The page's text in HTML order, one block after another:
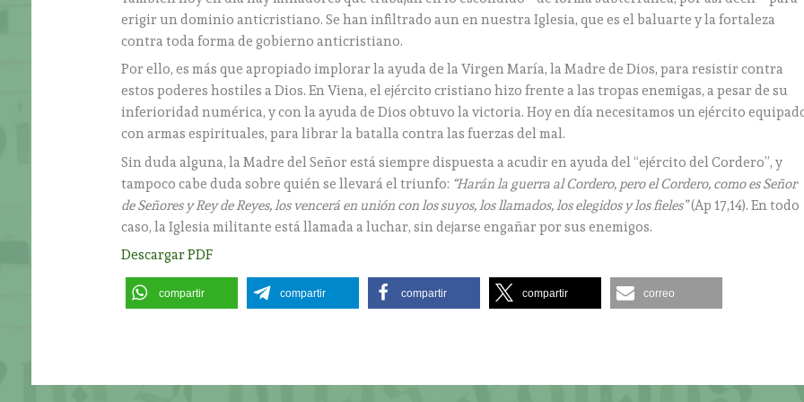
erigir un dominio anticristiano. Se han infiltrado aun en nuestra Iglesia, que es el baluarte y la fortaleza
contra toda forma de gobierno anticristiano.
Por ello, es más que apropiado implorar la ayuda de la Virgen María, la Madre de Dios, para resistir contra
estos poderes hostiles a Dios. En Viena, el ejército cristiano hizo frente a las tropas enemigas, a pesar de su
inferioridad numérica, y con la ayuda de Dios obtuvo la victoria. Hoy en día necesitamos un ejército
con armas espirituales, para librar la batalla contra las fuerzas del mal.
Sin duda alguna, la Madre del Señor está siempre dispuesta a acudir en ayuda del “ejército del Cordero”, y
tampoco cabe duda sobre quién se llevará el triunfo: “Harán la guerra al Cordero, pero el Cordero, como es Señor
de Señores y Rey de Reyes, los vencerá en unión con los suyos, los llamados, los elegidos y los fieles”(Ap 17,14). En todo
caso, la Iglesia militante está llamada a luchar, sin dejarse engañar por sus enemigos.
Descargar PDF
compartir compartir compartir compartir correo